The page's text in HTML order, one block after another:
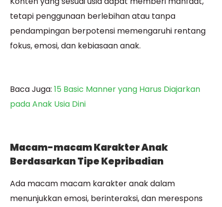
tetapi penggunaan berlebihan atau tanpa
pendampingan berpotensi memengaruhi rentang
fokus, emosi, dan kebiasaan anak.
Baca Juga: 15 Basic Manner yang Harus Diajarkan
pada Anak Usia Dini
Macam-macam Karakter Anak
Berdasarkan Tipe Kepribadian
Ada macam macam karakter anak dalam
menunjukkan emosi, berinteraksi, dan merespons